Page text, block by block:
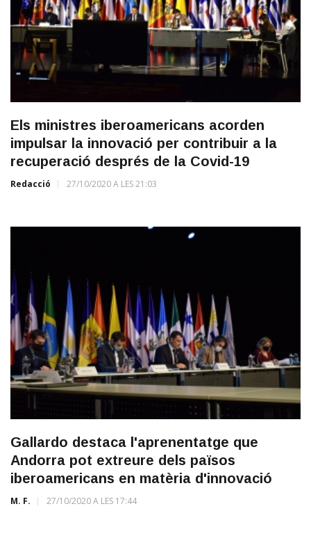
Els ministres iberoamericans acorden
impulsar la innovació per contribuir a la
recuperació després de la Covid-19
Redacció 27/10/2020 A LES 21:03
Gallardo destaca l'aprenentatge que
Andorra pot extreure dels països
iberoamericans en matèria d'innovació
M. F. 27/10/2020 A LES 17:44